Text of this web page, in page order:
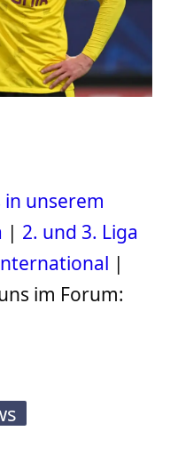
unserem
| 2. und 3. Liga
|
im Forum: